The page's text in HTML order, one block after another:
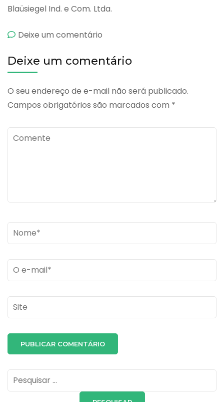
Blaüsiegel Ind. e Com. Ltda.
Deixe um comentário
Deixe um comentário
O seu endereço de e-mail não será publicado.
Campos obrigatórios são marcados com *
Comente
Name*
Email *
Site
Pesquisar
por: